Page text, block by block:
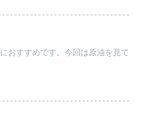
おすすめです。今回は原油を見て